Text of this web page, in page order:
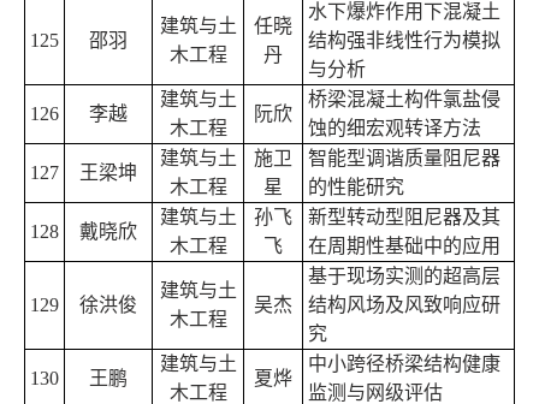
125 邵羽
建筑与土
木工程
任晓
丹
水下爆炸作用下混凝土
结构强非线性行为模拟
与分析
126 李越
建筑与土
木工程
阮欣
桥梁混凝土构件氯盐侵
蚀的细宏观转译方法
127 王梁坤
建筑与土
木工程
施卫
星
智能型调谐质量阻尼器
的性能研究
128 戴晓欣
建筑与土
木工程
孙飞
飞
新型转动型阻尼器及其
在周期性基础中的应用
129 徐洪俊
建筑与土
木工程
吴杰
基于现场实测的超高层
结构风场及风致响应研
究
130 王鹏
建筑与土
木工程
夏烨
中小跨径桥梁结构健康
监测与网级评估